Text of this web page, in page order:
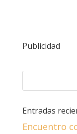
Publicidad
Entradas
Encuentro